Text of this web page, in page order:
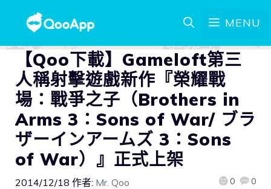
MENU
【Qoo下載】Gameloft第三
人稱射擊遊戲新作『榮耀戰
場：戰爭之子（Brothers in
Arms 3：Sons of War/ ブラ
ザーインアームズ 3：Sons
of War）』正式上架
2014/12/18 作者: Mr. Qoo 0 0